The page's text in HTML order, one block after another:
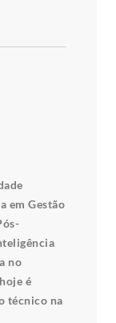
em Gestão
no
é
técnico na